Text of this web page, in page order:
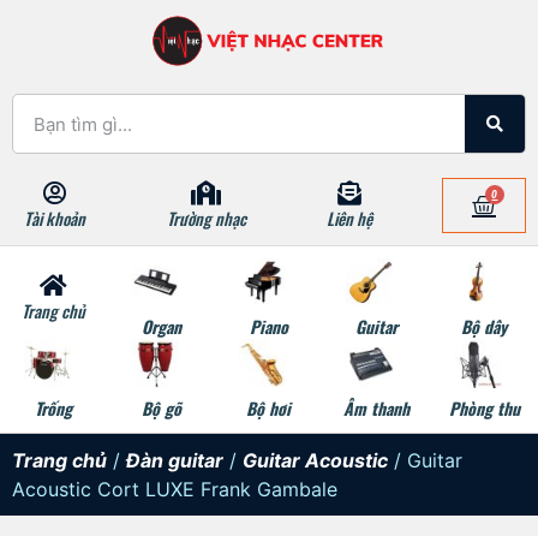
Tài khoản Trường nhạc Liên hệ
0
Trang chủ
Organ Piano Guitar Bộ dây
Trống Bộ gõ Bộ hơi Âm thanh Phòng thu
Trang chủ /Đàn guitar / Guitar Acoustic / Guitar
Acoustic Cort LUXE Frank Gambale